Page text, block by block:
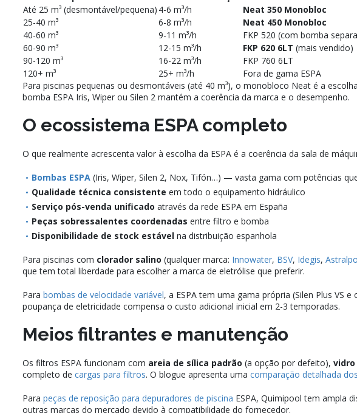
Até 25 m³ (desmontável/pequena) 4-6 m³/h
Neat 350 Monobloc
25-40 m³
6-8 m³/h
Neat 450 Monobloc
40-60 m³
9-11 m³/h
FKP 520 (com bomba
60-90 m³
12-15 m³/h FKP 620 6LT (mais vendido)
90-120 m³
16-22 m³/h
FKP 760 6LT
120+ m³
25+ m³/h
Fora de gama ESPA
Para piscinas pequenas ou desmontáveis (até 40 m³), o monobloco Neat é a
bomba ESPA Iris, Wiper ou Silen 2 mantém a coerência da marca e o desempenho.
O ecossistema ESPA completo
O que realmente acrescenta valor à escolha da ESPA é a coerência da sala de
Bombas ESPA (Iris, Wiper, Silen 2, Nox, Tifón…) — vasta gama com potências
Qualidade técnica consistente em todo o equipamento hidráulico
Serviço pós-venda unificado através da rede ESPA em España
Peças sobressalentes coordenadas entre filtro e bomba
Disponibilidade de stock estável na distribuição espanhola
Para piscinas com clorador salino (qualquer marca: Innowater, BSV, Idegis,
que tem total liberdade para escolher a marca de eletrólise que preferir.
Para bombas de velocidade variável, a ESPA tem uma gama própria (Silen Plus VS
poupança de eletricidade compensa o custo adicional inicial em 2-3 temporadas.
Meios filtrantes e manutenção
Os filtros ESPA funcionam com areia de sílica padrão (a opção por defeito),
completo de cargas para filtros. O blogue apresenta uma comparação detalhada
Para peças de reposição para depuradores de piscina ESPA, Quimipool tem ampla
outras marcas do mercado devido à compatibilidade do fornecedor.